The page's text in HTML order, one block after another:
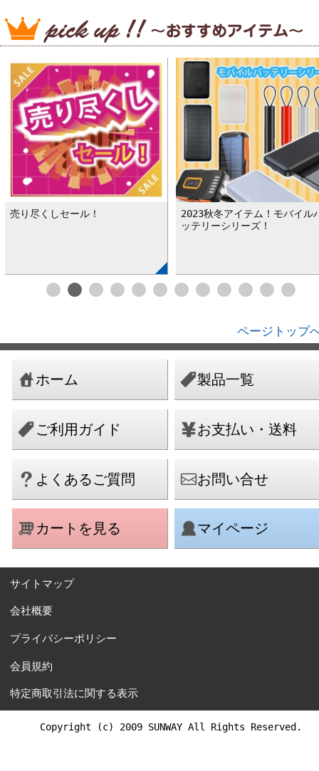
売り尽くしセール！
2023秋冬アイテム！モバイル
ッテリーシリーズ！
ページトップ
ホーム 製品一覧
ご利用ガイド お支払い・送料
よくあるご質問 お問い合せ
カートを見る マイページ
サイトマップ
会社概要
プライバシーポリシー
会員規約
特定商取引法に関する表示
Copyright (c) 2009 SUNWAY All Rights Reserved.